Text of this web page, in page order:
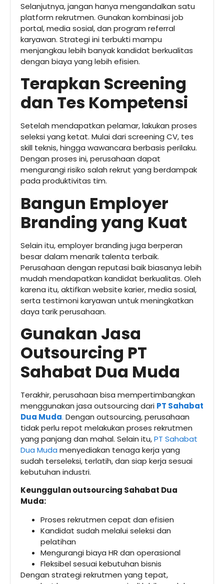
Selanjutnya, jangan hanya mengandalkan satu
platform rekrutmen. Gunakan kombinasi job
portal, media sosial, dan program referral
karyawan. Strategi ini terbukti mampu
menjangkau lebih banyak kandidat berkualitas
dengan biaya yang lebih efisien.
Terapkan Screening
dan Tes Kompetensi
Setelah mendapatkan pelamar, lakukan proses
seleksi yang ketat. Mulai dari screening CV, tes
skill teknis, hingga wawancara berbasis perilaku.
Dengan proses ini, perusahaan dapat
mengurangi risiko salah rekrut yang berdampak
pada produktivitas tim.
Bangun Employer
Branding yang Kuat
Selain itu, employer branding juga berperan
besar dalam menarik talenta terbaik.
Perusahaan dengan reputasi baik biasanya lebih
mudah mendapatkan kandidat berkualitas. Oleh
karena itu, aktifkan website karier, media sosial,
serta testimoni karyawan untuk meningkatkan
daya tarik perusahaan.
Gunakan Jasa
Outsourcing PT
Sahabat Dua Muda
Terakhir, perusahaan bisa mempertimbangkan
menggunakan jasa outsourcing dari PT Sahabat
Dua Muda. Dengan outsourcing, perusahaan
tidak perlu repot melakukan proses rekrutmen
yang panjang dan mahal. Selain itu,PT Sahabat
Dua Muda menyediakan tenaga kerja yang
sudah terseleksi, terlatih, dan siap kerja sesuai
kebutuhan industri.
Keunggulan outsourcing Sahabat Dua
Muda:
Proses rekrutmen cepat dan efisien
Kandidat sudah melalui seleksi dan
pelatihan
Mengurangi biaya HR dan operasional
Fleksibel sesuai kebutuhan bisnis
Dengan strategi rekrutmen yang tepat,